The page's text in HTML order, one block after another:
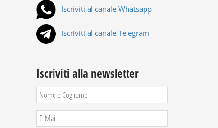
Iscriviti al canale Whatsapp
Iscriviti al canale Telegram
Iscriviti alla newsletter